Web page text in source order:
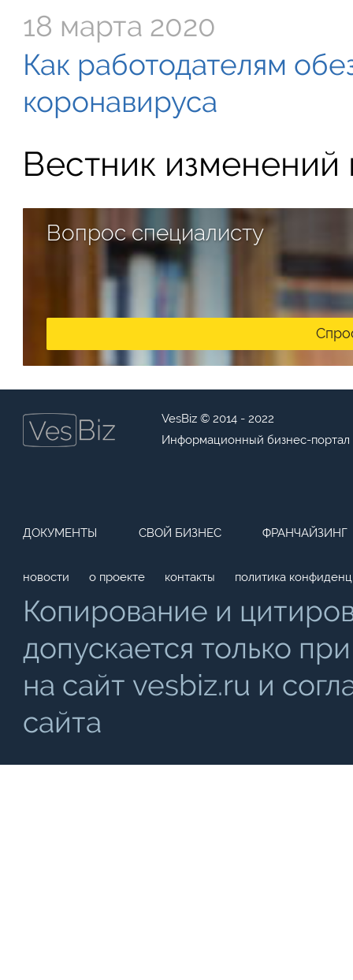
18 марта 2020
Как работодателям
коронавируса
Вестник изменений
Вопрос специалисту
VesBiz © 2014 - 2022
Информационный бизнес-портал
ДОКУМЕНТЫ СВОЙ БИЗНЕС ФРАНЧАЙЗИНГ
новости о проекте контакты политика
Копирование и
допускается только
на сайт vesbiz.ru и
сайта